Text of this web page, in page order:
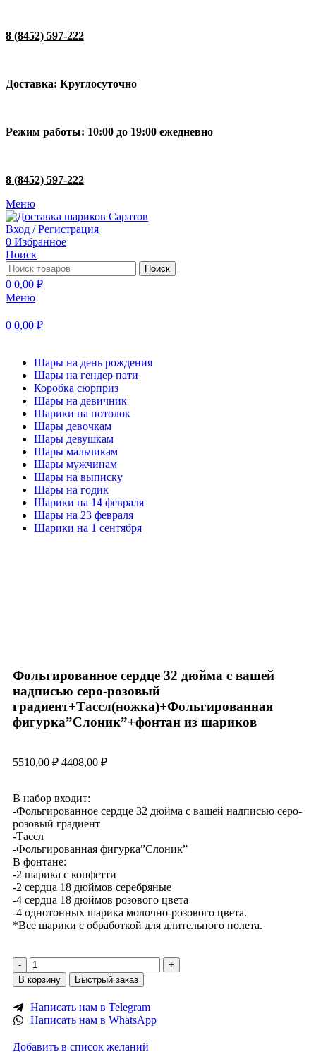
8 (8452) 597-222
Доставка: Круглосуточно
Режим работы: 10:00 до 19:00 ежедневно
8 (8452) 597-222
Меню
Вход / Регистрация
0 Избранное
Поиск
Поиск
0 0,00 ₽
Меню
0 0,00 ₽
Шары на день рождения
Шары на гендер пати
Коробка сюрприз
Шары на девичник
Шарики на потолок
Шары девочкам
Шары девушкам
Шары мальчикам
Шары мужчинам
Шары на выписку
Шары на годик
Шарики на 14 февраля
Шары на 23 февраля
Шарики на 1 сентября
Фольгированное сердце 32 дюйма с вашей
надписью серо-розовый
градиент+Тассл(ножка)+Фольгированная
фигурка”Слоник”+фонтан из шариков
5510,00₽ 4408,00 ₽
В набор входит:
-Фольгированное сердце 32 дюйма с вашей надписью серо-
розовый градиент
-Тассл
-Фольгированная фигурка”Слоник”
В фонтане:
-2 шарика с конфетти
-2 сердца 18 дюймов серебряные
-4 сердца 18 дюймов розового цвета
-4 однотонных шарика молочно-розового цвета.
*Все шарики с обработкой для длительного полета.
В корзину Быстрый заказ
Написать нам в Telegram
Написать нам в WhatsApp
Добавить в список желаний